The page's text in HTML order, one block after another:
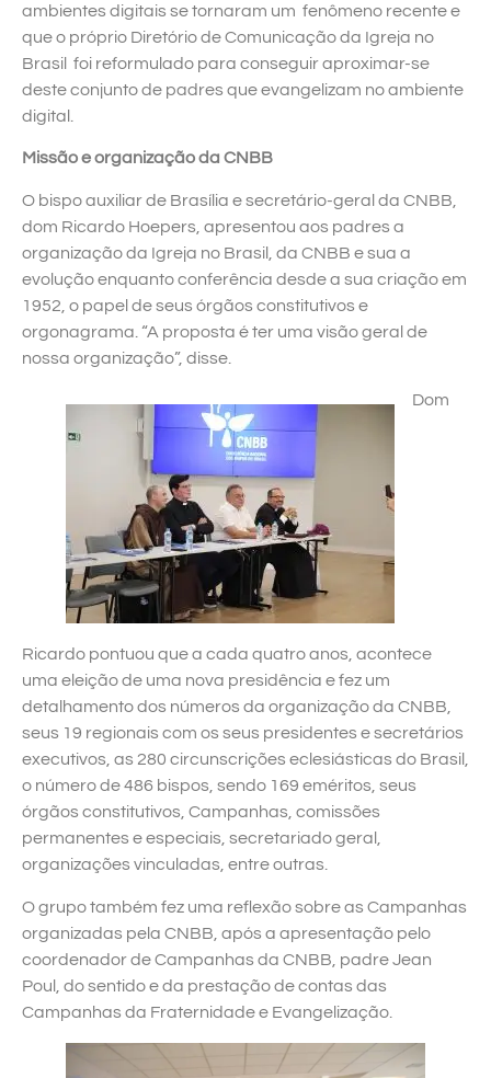
ambientes digitais se tornaram um fenômeno recente e
que o próprio Diretório de Comunicação da Igreja no
Brasil foi reformulado para conseguir aproximar-se
deste conjunto de padres que evangelizam no ambiente
digital.
Missão e organização da CNBB
O bispo auxiliar de Brasília e secretário-geral da CNBB,
dom Ricardo Hoepers, apresentou aos padres a
organização da Igreja no Brasil, da CNBB e sua a
evolução enquanto conferência desde a sua criação em
1952, o papel de seus órgãos constitutivos e
orgonagrama. “A proposta é ter uma visão geral de
nossa organização”, disse.
Dom
Ricardo pontuou que a cada quatro anos, acontece
uma eleição de uma nova presidência e fez um
detalhamento dos números da organização da CNBB,
seus 19 regionais com os seus presidentes e secretários
executivos, as 280 circunscrições eclesiásticas do Brasil,
o número de 486 bispos, sendo 169 eméritos, seus
órgãos constitutivos, Campanhas, comissões
permanentes e especiais, secretariado geral,
organizações vinculadas, entre outras.
O grupo também fez uma reflexão sobre as Campanhas
organizadas pela CNBB, após a apresentação pelo
coordenador de Campanhas da CNBB, padre Jean
Poul, do sentido e da prestação de contas das
Campanhas da Fraternidade e Evangelização.